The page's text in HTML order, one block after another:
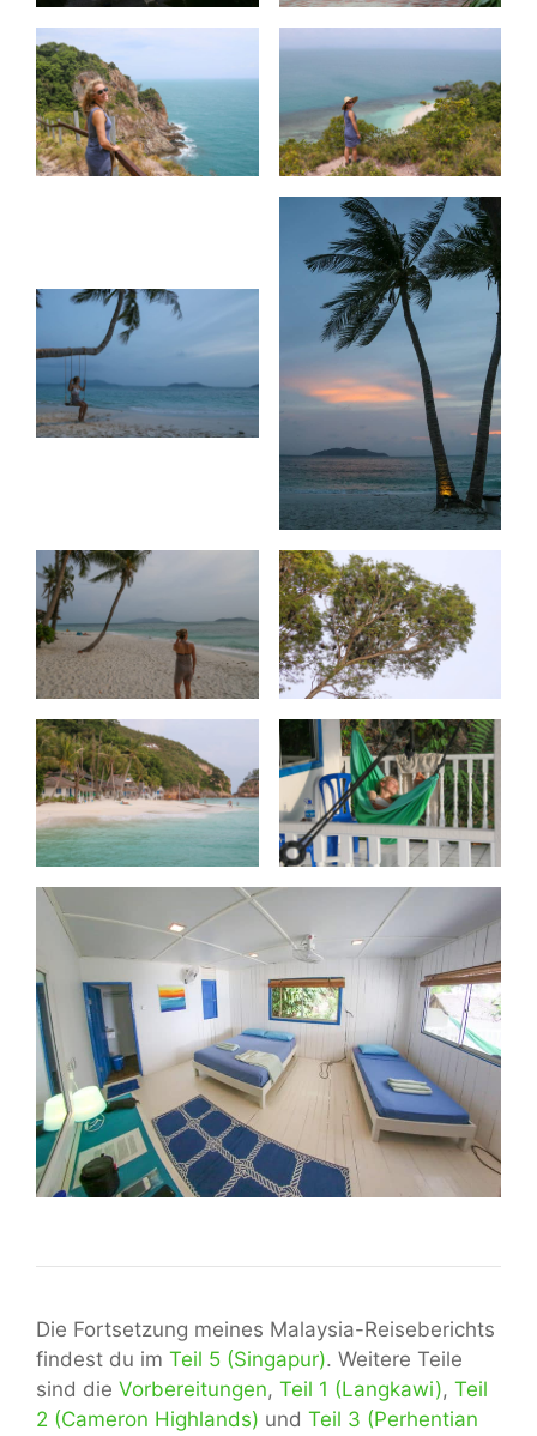
Die Fortsetzung meines Malaysia-Reiseberichts
findest du im Teil 5 (Singapur). Weitere Teile
sind die Vorbereitungen, Teil 1 (Langkawi), Teil
2 (Cameron Highlands) und Teil 3 (Perhentian